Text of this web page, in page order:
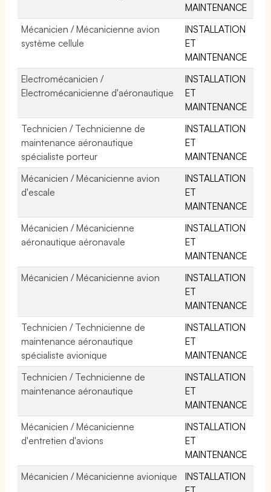
MAINTENANCE
Mécanicien / Mécanicienne avion
système cellule
INSTALLATION
ET
MAINTENANCE
Electromécanicien /
Electromécanicienne d'aéronautique
INSTALLATION
ET
MAINTENANCE
Technicien / Technicienne de
maintenance aéronautique
spécialiste porteur
INSTALLATION
ET
MAINTENANCE
Mécanicien / Mécanicienne avion
d'escale
INSTALLATION
ET
MAINTENANCE
Mécanicien / Mécanicienne
aéronautique aéronavale
INSTALLATION
ET
MAINTENANCE
Mécanicien / Mécanicienne avion
INSTALLATION
ET
MAINTENANCE
Technicien / Technicienne de
maintenance aéronautique
spécialiste avionique
INSTALLATION
ET
MAINTENANCE
Technicien / Technicienne de
maintenance aéronautique
INSTALLATION
ET
MAINTENANCE
Mécanicien / Mécanicienne
d'entretien d'avions
INSTALLATION
ET
MAINTENANCE
Mécanicien / Mécanicienne avionique
INSTALLATION